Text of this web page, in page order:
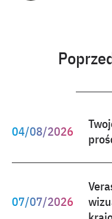
04/08/2026
Tematyka:
Tworzenie i
danych
07/07/2026